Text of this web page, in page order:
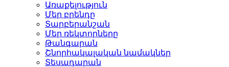
Առաքելություն
Մեր բրենդը
Տարբերանշան
Մեր ռեկտորները
Թանգարան
Շնորհակալական նամակներ
Տեսադարան